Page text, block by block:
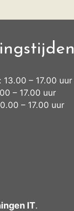
13.00 – 17.00 uur
– 17.00 uur
– 17.00 uur
IT.